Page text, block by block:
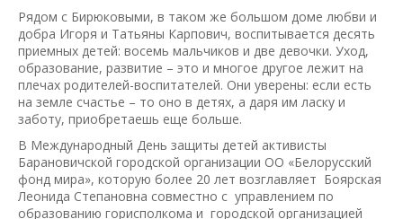
Рядом с Бирюковыми, в таком же большом доме любви и
добра Игоря и Татьяны Карпович, воспитывается десять
приемных детей: восемь мальчиков и две девочки. Уход,
образование, развитие – это и многое другое лежит на
плечах родителей-воспитателей. Они уверены: если есть
на земле счастье – то оно в детях, а даря им ласку и
заботу, приобретаешь еще больше.
В Международный День защиты детей активисты
Барановичской городской организации ОО «Белорусский
фонд мира», которую более 20 лет возглавляет Боярская
Леонида Степановна совместно с управлением по
образованию горисполкома и городской организацией